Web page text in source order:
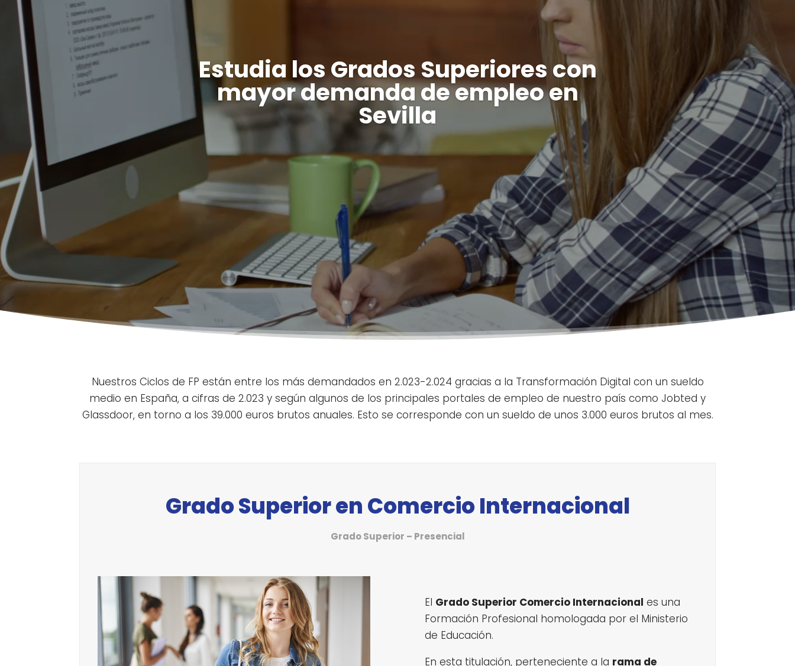
Estudia los Grados Superiores con
mayor demanda de empleo en
Sevilla
Nuestros Ciclos de FP están entre los más demandados en 2.023-2.024 gracias a la Transformación Digital con un sueldo
medio en España, a cifras de 2.023 y según algunos de los principales portales de empleo de nuestro país como Jobted y
Glassdoor, en torno a los 39.000 euros brutos anuales. Esto se corresponde con un sueldo de unos 3.000 euros brutos al mes.
Grado Superior en Comercio Internacional
Grado Superior – Presencial
El Grado Superior Comercio Internacional es una
Formación Profesional homologada por el Ministerio
de Educación.
En esta titulación, perteneciente a la rama de